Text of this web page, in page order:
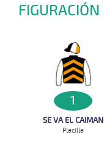
FIGURACIÓN
1
SE VA EL CAIMAN
Placilla